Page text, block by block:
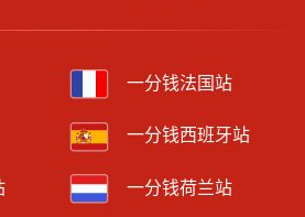
一分钱法国站
一分钱西班牙站
一分钱荷兰站